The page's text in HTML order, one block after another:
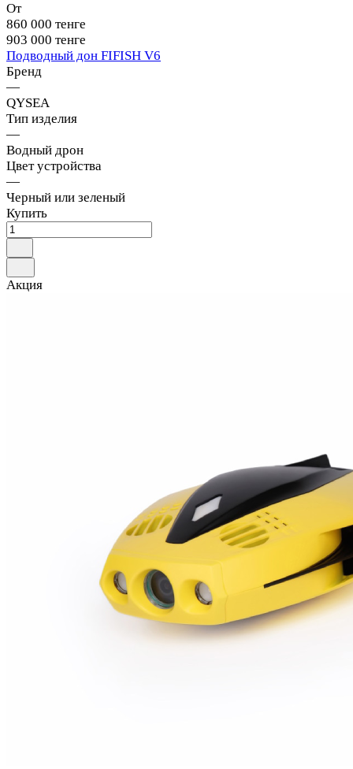
От
860 000 тенге
903 000 тенге
Подводный дон FIFISH V6
Бренд
—
QYSEA
Тип изделия
—
Водный дрон
Цвет устройства
—
Черный или зеленый
Купить
Акция